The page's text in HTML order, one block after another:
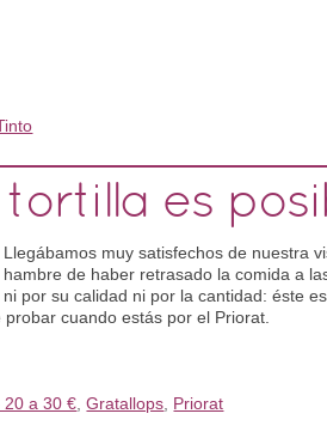
tortilla es
Llegábamos muy satisfechos de nuestra
hambre de haber retrasado la comida a
ni por su calidad ni por la cantidad: éste
cuando estás por el Priorat.
20 a 30 € ,Gratallops Priorat